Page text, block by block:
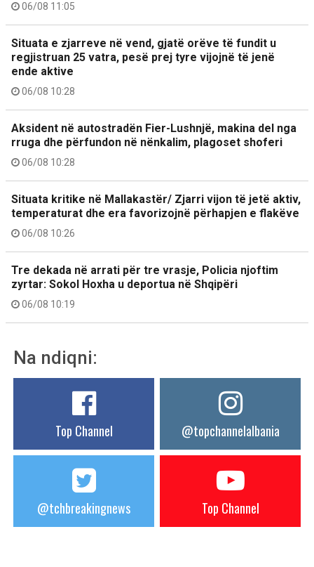
06/08 11:05
Situata e zjarreve në vend, gjatë orëve të fundit u
regjistruan 25 vatra, pesë prej tyre vijojnë të jenë
ende aktive
06/08 10:28
Aksident në autostradën Fier-Lushnjë, makina del nga
rruga dhe përfundon në nënkalim, plagoset shoferi
06/08 10:28
Situata kritike në Mallakastër/ Zjarri vijon të jetë aktiv,
temperaturat dhe era favorizojnë përhapjen e flakëve
06/08 10:26
Tre dekada në arrati për tre vrasje, Policia njoftim
zyrtar: Sokol Hoxha u deportua në Shqipëri
06/08 10:19
Na ndiqni:
Top Channel @topchannelalbania
@tchbreakingnews Top Channel